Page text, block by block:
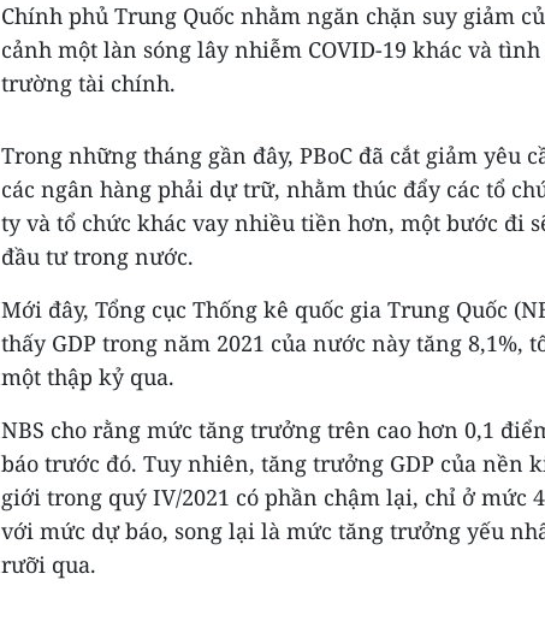
Chính phủ Trung Quốc nhằm ngăn chặn suy giảm
cảnh một làn sóng lây nhiễm COVID-19 khác và
trường tài chính.
Trong những tháng gần đây, PBoC đã cắt giảm yêu
các ngân hàng phải dự trữ, nhằm thúc đẩy các tổ
ty và tổ chức khác vay nhiều tiền hơn, một bước đi
đầu tư trong nước.
Mới đây, Tổng cục Thống kê quốc gia Trung Quốc
thấy GDP trong năm 2021 của nước này tăng 8,1%,
một thập kỷ qua.
NBS cho rằng mức tăng trưởng trên cao hơn 0,1
báo trước đó. Tuy nhiên, tăng trưởng GDP của nền
giới trong quý IV/2021 có phần chậm lại, chỉ ở mức
với mức dự báo, song lại là mức tăng trưởng yếu
rưỡi qua.